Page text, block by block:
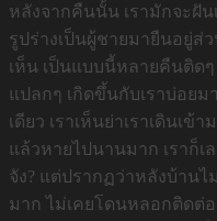
หลังจากคืนนั้น เรามักจะฝัน
รูปร่างเป็นผู้ชายมายืนอยู่ส่
เห็น เป็นแบบนี้หลายคืนติด
แปลกๆ เกิดขึ้นกับเราบ่อย
เดียว เราเห็นย่าเราเดินเ
แล้วหายไปนานมาก เราก็เ
จัง? แต่ปรากฏว่าหลังบ้าน
มาก ไม่เคยโดนหลอกติดต่